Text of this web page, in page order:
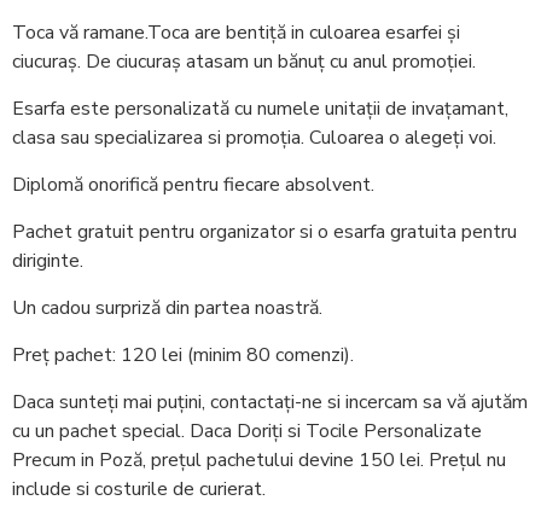
Toca vă ramane.Toca are bentiță in culoarea esarfei și
ciucuraș. De ciucuraș atasam un bănuț cu anul promoției.
Esarfa este personalizată cu numele unitații de invațamant,
clasa sau specializarea si promoția. Culoarea o alegeți voi.
Diplomă onorifică pentru fiecare absolvent.
Pachet gratuit pentru organizator si o esarfa gratuita pentru
diriginte.
Un cadou surpriză din partea noastră.
Preț pachet: 120 lei (minim 80 comenzi).
Daca sunteți mai puțini, contactați-ne si incercam sa vă ajutăm
cu un pachet special. Daca Doriți si Tocile Personalizate
Precum in Poză, prețul pachetului devine 150 lei. Prețul nu
include si costurile de curierat.